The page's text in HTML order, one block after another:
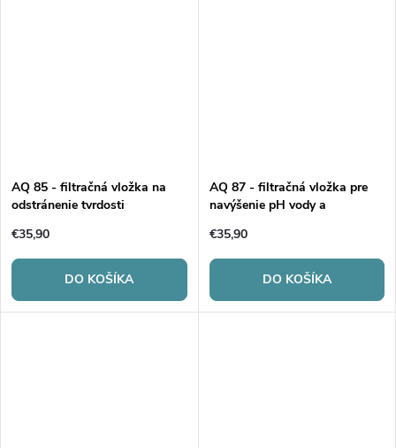
AQ 85 - filtračná vložka na
odstránenie tvrdosti
€35,90
DO KOŠÍKA
AQ 87 - filtračná vložka pre
navýšenie pH vody a
€35,90
DO KOŠÍKA